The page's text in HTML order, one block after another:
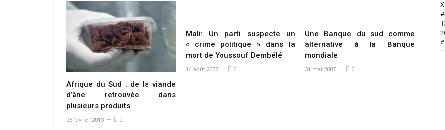
Afrique du Sud : de la viande
d’âne retrouvée dans
plusieurs produits
26 février 2013 0
Mali: Un parti suspecte un
« crime politique » dans la
mort de Youssouf Dembélé
14 août 2007 0
Une Banque du sud comme
alternative à la Banque
mondiale
31 mai 2007 0